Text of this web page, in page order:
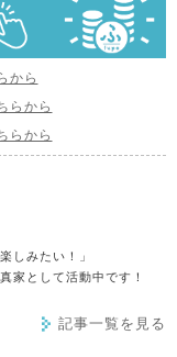
から
らから
らから
しみたい！」
家として活動中です！
記事一覧を見る